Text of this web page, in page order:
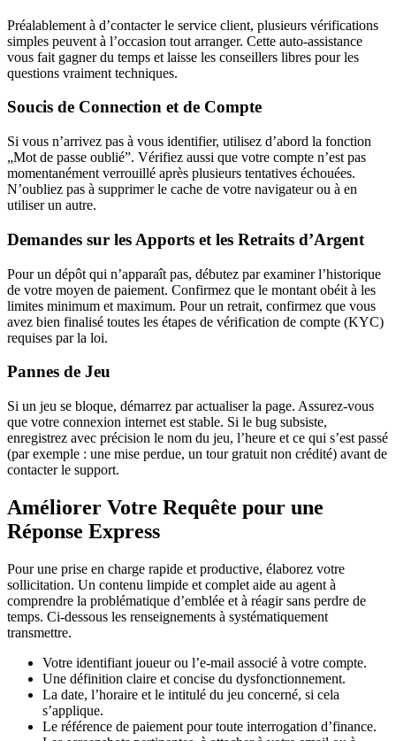
Préalablement à d’contacter le service client, plusieurs vérifications
simples peuvent à l’occasion tout arranger. Cette auto-assistance
vous fait gagner du temps et laisse les conseillers libres pour les
questions vraiment techniques.
Soucis de Connection et de Compte
Si vous n’arrivez pas à vous identifier, utilisez d’abord la fonction
„Mot de passe oublié”. Vérifiez aussi que votre compte n’est pas
momentanément verrouillé après plusieurs tentatives échouées.
N’oubliez pas à supprimer le cache de votre navigateur ou à en
utiliser un autre.
Demandes sur les Apports et les Retraits d’Argent
Pour un dépôt qui n’apparaît pas, débutez par examiner l’historique
de votre moyen de paiement. Confirmez que le montant obéit à les
limites minimum et maximum. Pour un retrait, confirmez que vous
avez bien finalisé toutes les étapes de vérification de compte (KYC)
requises par la loi.
Pannes de Jeu
Si un jeu se bloque, démarrez par actualiser la page. Assurez-vous
que votre connexion internet est stable. Si le bug subsiste,
enregistrez avec précision le nom du jeu, l’heure et ce qui s’est passé
(par exemple : une mise perdue, un tour gratuit non crédité) avant de
contacter le support.
Améliorer Votre Requête pour une
Réponse Express
Pour une prise en charge rapide et productive, élaborez votre
sollicitation. Un contenu limpide et complet aide au agent à
comprendre la problématique d’emblée et à réagir sans perdre de
temps. Ci-dessous les renseignements à systématiquement
transmettre.
Votre identifiant joueur ou l’e-mail associé à votre compte.
Une définition claire et concise du dysfonctionnement.
La date, l’horaire et le intitulé du jeu concerné, si cela
s’applique.
Le référence de paiement pour toute interrogation d’finance.